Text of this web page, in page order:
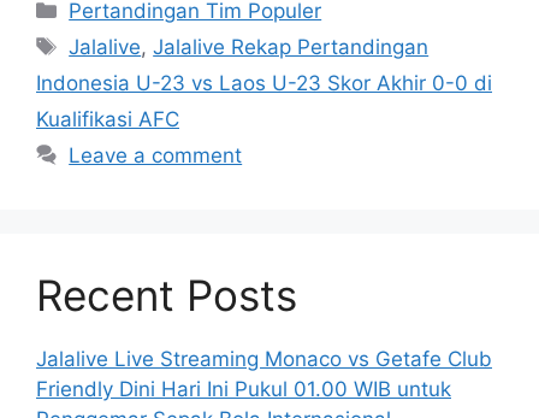
Categories
Pertandingan Tim Populer
Tags
Jalalive,Jalalive Rekap Pertandingan
Indonesia U-23 vs Laos U-23 Skor Akhir 0-0 di
Kualifikasi AFC
Leave a comment
Recent Posts
Jalalive Live Streaming Monaco vs Getafe Club
Friendly Dini Hari Ini Pukul 01.00 WIB untuk